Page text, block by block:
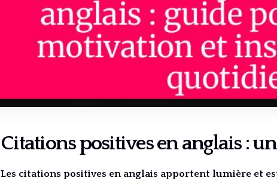
Citations positives en anglais :
Les citations positives en anglais apportent lumière et